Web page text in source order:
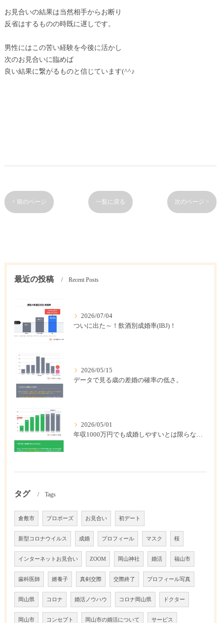
お見合いの結果は当然相手からお断り
反省はするものの時既に遅しです。
男性にはこの苦い経験を今後に活かし
次のお見合いに臨めば
良い結果に繋がるものと信じています(^^♪
< 前のページ 一覧に戻る 次のページ >
最近の投稿 Recent Posts
2026/07/04
ついに出た～！飲酒別成婚率(IBJ)！
2026/05/15
データで見る歳の差婚の確率の低さ。
2026/05/01
タグ Tags
倉敷市 プロポーズ お見合い 初デート
新型コロナウイルス 成婚 プロフィール マスク 桜
インターネットお見合い ZOOM 岡山神社 婚活 福山市
歯科医師 婿養子 真剣交際 交際終了 プロフィール写真
岡山県 コロナ 婚活ノウハウ コロナ岡山県 ドクター
岡山市 コンセプト 岡山市の婚活について サービス